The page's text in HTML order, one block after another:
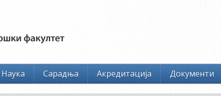
Наука Сарадња Акредитација Документи